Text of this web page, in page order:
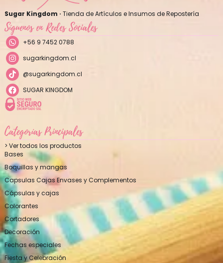
Sugar Kingdom · Tienda de Artículos e Insumos de Repostería
Síguenos en Redes Sociales
+56 9 7452 0788
sugarkingdom.cl
@sugarkingdom.cl
SUGAR KINGDOM
Categorías Principales
> Ver todos los productos
Bases
Boquillas y mangas
Capsulas Cajas Envases y Complementos
Cápsulas y cajas
Colorantes
Cortadores
Decoración
Fechas especiales
Fiesta y Celebración